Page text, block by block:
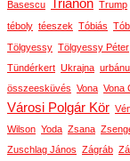
Basescu Trianon Trump
téboly téeszek Tóbiás
Tölgyessy Tölgyessy Péter
Tündérkert Ukrajna
összeesküvés Vona Vona
Városi Polgár Kör
Wilson Yoda Zsana
Zuschlag János Zágráb